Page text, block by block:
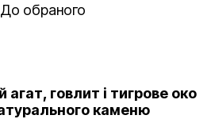
До обраного
говлит і тигрове око
каменю